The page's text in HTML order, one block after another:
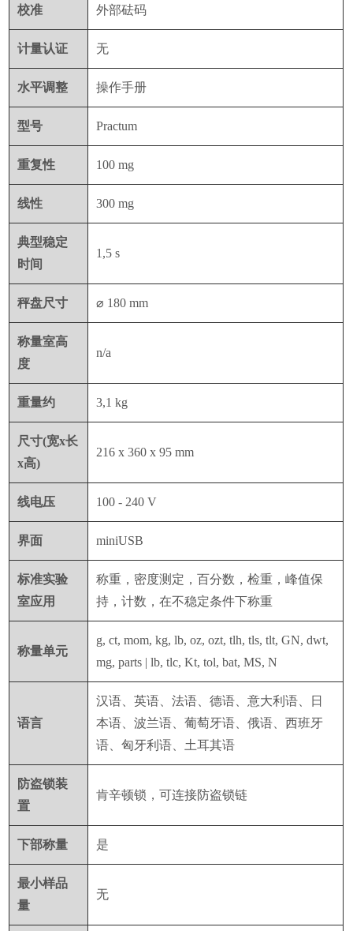
校准 外部砝码
计量认证 无
水平调整 操作手册
型号 Practum
重复性 100 mg
线性 300 mg
典型稳定
时间
1,5 s
秤盘尺寸 ⌀ 180 mm
称量室高
度
n/a
重量约 3,1 kg
尺寸(宽x长
x高)
216 x 360 x 95 mm
线电压 100 - 240 V
界面 miniUSB
标准实验
室应用
称重，密度测定，百分数，检重，峰值保
持，计数，在不稳定条件下称重
称量单元
g, ct, mom, kg, lb, oz, ozt, tlh, tls, tlt, GN, dwt,
mg, parts | lb, tlc, Kt, tol, bat, MS, N
语言
汉语、英语、法语、德语、意大利语、日
本语、波兰语、葡萄牙语、俄语、西班牙
语、匈牙利语、土耳其语
防盗锁装
置
肯辛顿锁，可连接防盗锁链
下部称量 是
最小样品
量
无